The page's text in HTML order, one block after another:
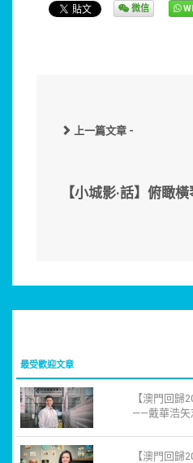
微信
上一篇文章 -
【小城影·話】俯瞰
最受歡迎文章
【澳門回歸
——戴華浩矢
【澳門回